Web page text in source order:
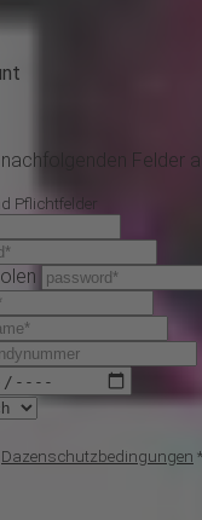
Felder
Pflichtfelder
Dazenschutzbedingungen *